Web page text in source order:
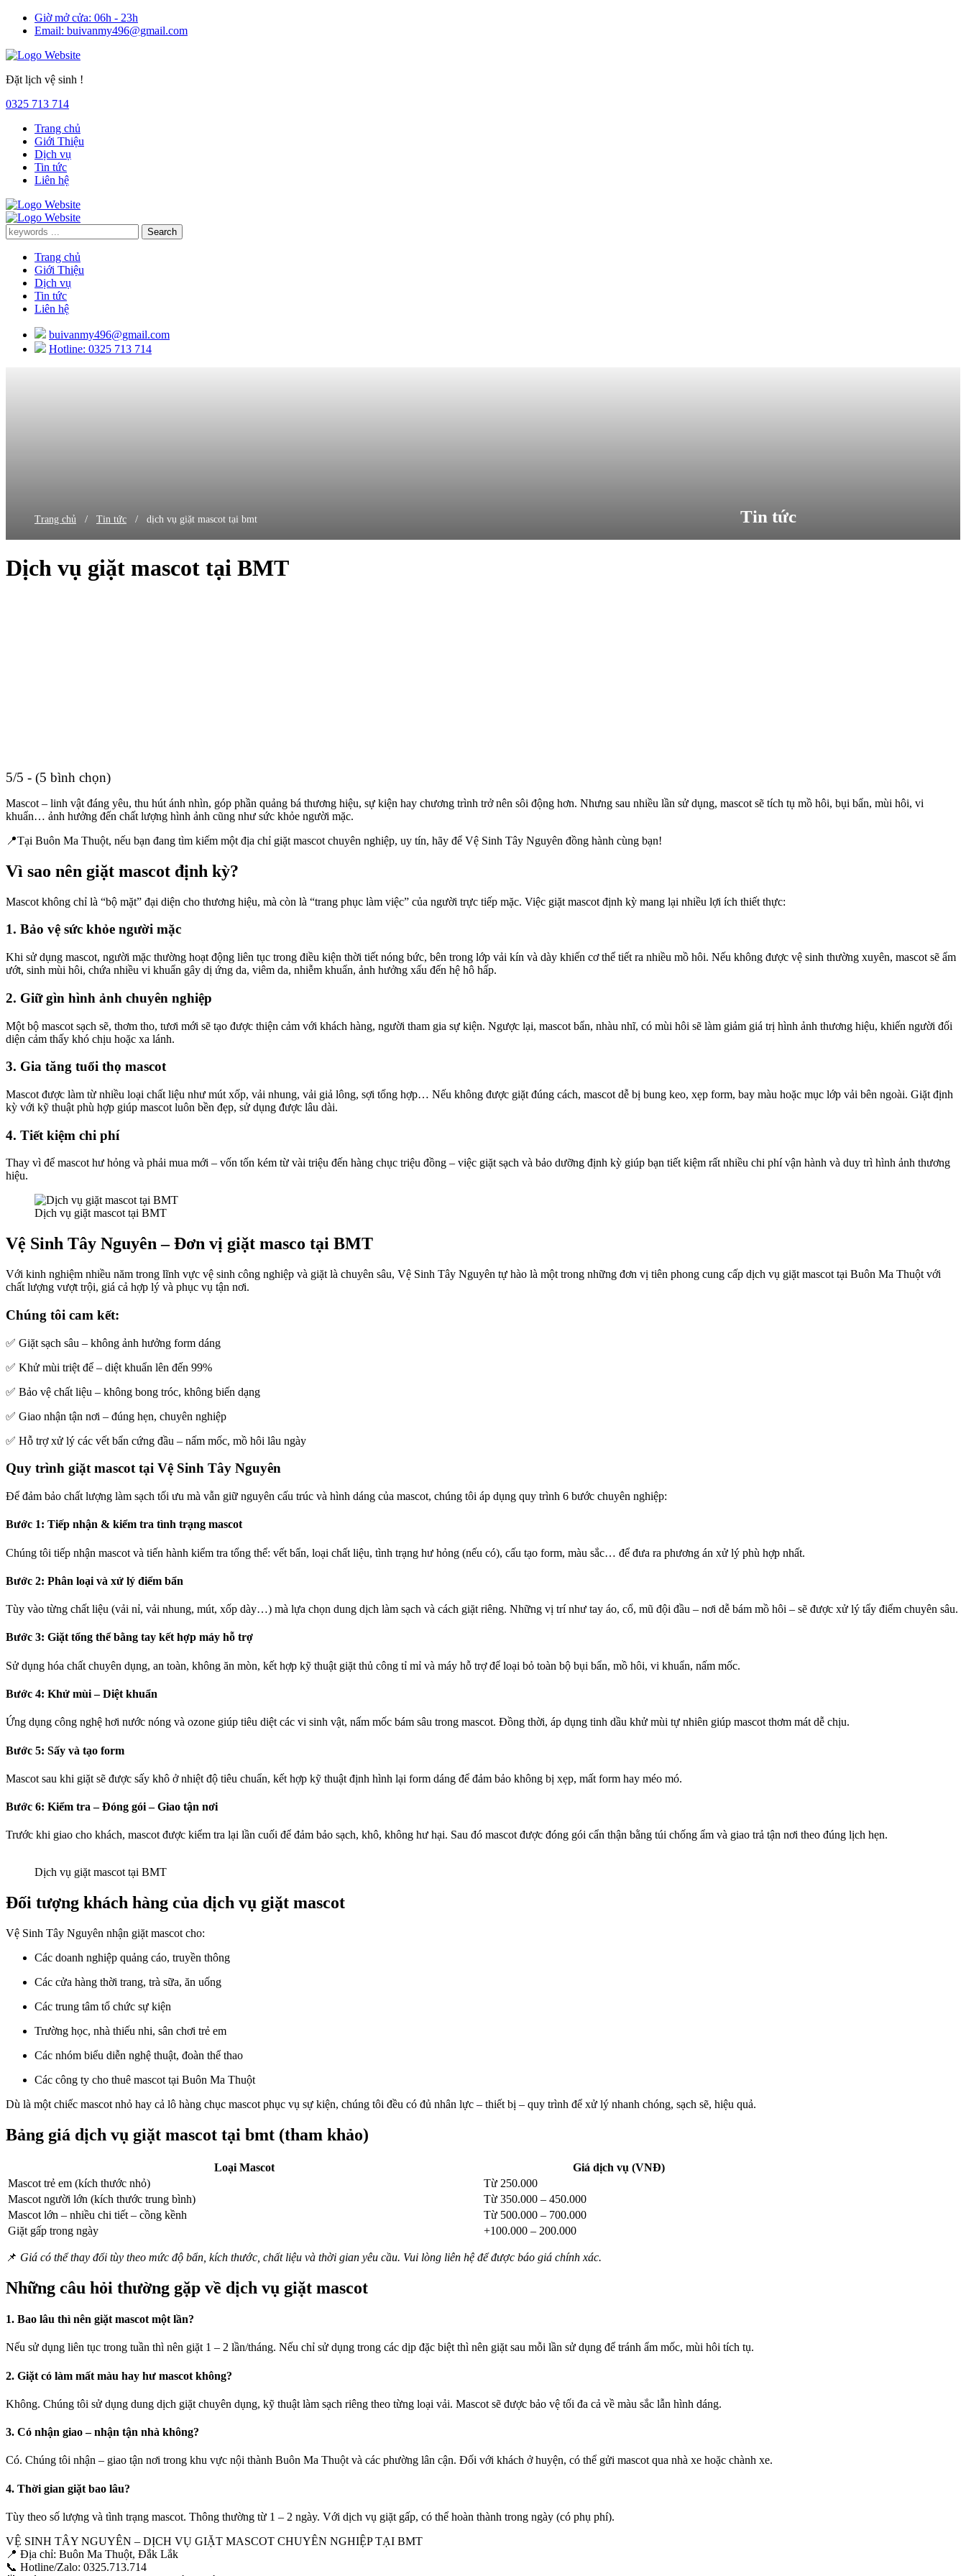
Giờ mở cửa: 06h - 23h
Email: buivanmy496@gmail.com
Đặt lịch vệ sinh !
0325 713 714
Trang chủ
Giới Thiệu
Dịch vụ
Tin tức
Liên hệ
Trang chủ
Giới Thiệu
Dịch vụ
Tin tức
Liên hệ
buivanmy496@gmail.com
Hotline: 0325 713 714
Trang chủ / Tin tức / dịch vụ giặt mascot tại bmt Tin tức
Dịch vụ giặt mascot tại BMT
5/5 - (5 bình chọn)
Mascot – linh vật đáng yêu, thu hút ánh nhìn, góp phần quảng bá thương hiệu, sự kiện hay chương trình trở nên sôi động hơn. Nhưng sau nhiều lần sử dụng, mascot sẽ tích tụ mồ hôi, bụi bẩn, mùi hôi, vi
khuẩn… ảnh hưởng đến chất lượng hình ảnh cũng như sức khỏe người mặc.
📍Tại Buôn Ma Thuột, nếu bạn đang tìm kiếm một địa chỉ giặt mascot chuyên nghiệp, uy tín, hãy để Vệ Sinh Tây Nguyên đồng hành cùng bạn!
Vì sao nên giặt mascot định kỳ?
Mascot không chỉ là “bộ mặt” đại diện cho thương hiệu, mà còn là “trang phục làm việc” của người trực tiếp mặc. Việc giặt mascot định kỳ mang lại nhiều lợi ích thiết thực:
1. Bảo vệ sức khỏe người mặc
Khi sử dụng mascot, người mặc thường hoạt động liên tục trong điều kiện thời tiết nóng bức, bên trong lớp vải kín và dày khiến cơ thể tiết ra nhiều mồ hôi. Nếu không được vệ sinh thường xuyên, mascot sẽ ẩm
ướt, sinh mùi hôi, chứa nhiều vi khuẩn gây dị ứng da, viêm da, nhiễm khuẩn, ảnh hưởng xấu đến hệ hô hấp.
2. Giữ gìn hình ảnh chuyên nghiệp
Một bộ mascot sạch sẽ, thơm tho, tươi mới sẽ tạo được thiện cảm với khách hàng, người tham gia sự kiện. Ngược lại, mascot bẩn, nhàu nhĩ, có mùi hôi sẽ làm giảm giá trị hình ảnh thương hiệu, khiến người đối
diện cảm thấy khó chịu hoặc xa lánh.
3. Gia tăng tuổi thọ mascot
Mascot được làm từ nhiều loại chất liệu như mút xốp, vải nhung, vải giả lông, sợi tổng hợp… Nếu không được giặt đúng cách, mascot dễ bị bung keo, xẹp form, bay màu hoặc mục lớp vải bên ngoài. Giặt định
kỳ với kỹ thuật phù hợp giúp mascot luôn bền đẹp, sử dụng được lâu dài.
4. Tiết kiệm chi phí
Thay vì để mascot hư hỏng và phải mua mới – vốn tốn kém từ vài triệu đến hàng chục triệu đồng – việc giặt sạch và bảo dưỡng định kỳ giúp bạn tiết kiệm rất nhiều chi phí vận hành và duy trì hình ảnh thương
hiệu.
Dịch vụ giặt mascot tại BMT
Vệ Sinh Tây Nguyên – Đơn vị giặt masco tại BMT
Với kinh nghiệm nhiều năm trong lĩnh vực vệ sinh công nghiệp và giặt là chuyên sâu, Vệ Sinh Tây Nguyên tự hào là một trong những đơn vị tiên phong cung cấp dịch vụ giặt mascot tại Buôn Ma Thuột với
chất lượng vượt trội, giá cả hợp lý và phục vụ tận nơi.
Chúng tôi cam kết:
✅ Giặt sạch sâu – không ảnh hưởng form dáng
✅ Khử mùi triệt để – diệt khuẩn lên đến 99%
✅ Bảo vệ chất liệu – không bong tróc, không biến dạng
✅ Giao nhận tận nơi – đúng hẹn, chuyên nghiệp
✅ Hỗ trợ xử lý các vết bẩn cứng đầu – nấm mốc, mồ hôi lâu ngày
Quy trình giặt mascot tại Vệ Sinh Tây Nguyên
Để đảm bảo chất lượng làm sạch tối ưu mà vẫn giữ nguyên cấu trúc và hình dáng của mascot, chúng tôi áp dụng quy trình 6 bước chuyên nghiệp:
Bước 1: Tiếp nhận & kiểm tra tình trạng mascot
Chúng tôi tiếp nhận mascot và tiến hành kiểm tra tổng thể: vết bẩn, loại chất liệu, tình trạng hư hỏng (nếu có), cấu tạo form, màu sắc… để đưa ra phương án xử lý phù hợp nhất.
Bước 2: Phân loại và xử lý điểm bẩn
Tùy vào từng chất liệu (vải nỉ, vải nhung, mút, xốp dày…) mà lựa chọn dung dịch làm sạch và cách giặt riêng. Những vị trí như tay áo, cổ, mũ đội đầu – nơi dễ bám mồ hôi – sẽ được xử lý tẩy điểm chuyên sâu.
Bước 3: Giặt tổng thể bằng tay kết hợp máy hỗ trợ
Sử dụng hóa chất chuyên dụng, an toàn, không ăn mòn, kết hợp kỹ thuật giặt thủ công tỉ mỉ và máy hỗ trợ để loại bỏ toàn bộ bụi bẩn, mồ hôi, vi khuẩn, nấm mốc.
Bước 4: Khử mùi – Diệt khuẩn
Ứng dụng công nghệ hơi nước nóng và ozone giúp tiêu diệt các vi sinh vật, nấm mốc bám sâu trong mascot. Đồng thời, áp dụng tinh dầu khử mùi tự nhiên giúp mascot thơm mát dễ chịu.
Bước 5: Sấy và tạo form
Mascot sau khi giặt sẽ được sấy khô ở nhiệt độ tiêu chuẩn, kết hợp kỹ thuật định hình lại form dáng để đảm bảo không bị xẹp, mất form hay méo mó.
Bước 6: Kiểm tra – Đóng gói – Giao tận nơi
Trước khi giao cho khách, mascot được kiểm tra lại lần cuối để đảm bảo sạch, khô, không hư hại. Sau đó mascot được đóng gói cẩn thận bằng túi chống ẩm và giao trả tận nơi theo đúng lịch hẹn.
Dịch vụ giặt mascot tại BMT
Đối tượng khách hàng của dịch vụ giặt mascot
Vệ Sinh Tây Nguyên nhận giặt mascot cho:
Các doanh nghiệp quảng cáo, truyền thông
Các cửa hàng thời trang, trà sữa, ăn uống
Các trung tâm tổ chức sự kiện
Trường học, nhà thiếu nhi, sân chơi trẻ em
Các nhóm biểu diễn nghệ thuật, đoàn thể thao
Các công ty cho thuê mascot tại Buôn Ma Thuột
Dù là một chiếc mascot nhỏ hay cả lô hàng chục mascot phục vụ sự kiện, chúng tôi đều có đủ nhân lực – thiết bị – quy trình để xử lý nhanh chóng, sạch sẽ, hiệu quả.
Bảng giá dịch vụ giặt mascot tại bmt (tham khảo)
Loại Mascot
Giá dịch vụ (VNĐ)
Mascot trẻ em (kích thước nhỏ)
Từ 250.000
Mascot người lớn (kích thước trung bình)
Từ 350.000 – 450.000
Mascot lớn – nhiều chi tiết – cồng kềnh
Từ 500.000 – 700.000
Giặt gấp trong ngày
+100.000 – 200.000
📌 Giá có thể thay đổi tùy theo mức độ bẩn, kích thước, chất liệu và thời gian yêu cầu. Vui lòng liên hệ để được báo giá chính xác.
Những câu hỏi thường gặp về dịch vụ giặt mascot
1. Bao lâu thì nên giặt mascot một lần?
Nếu sử dụng liên tục trong tuần thì nên giặt 1 – 2 lần/tháng. Nếu chỉ sử dụng trong các dịp đặc biệt thì nên giặt sau mỗi lần sử dụng để tránh ẩm mốc, mùi hôi tích tụ.
2. Giặt có làm mất màu hay hư mascot không?
Không. Chúng tôi sử dụng dung dịch giặt chuyên dụng, kỹ thuật làm sạch riêng theo từng loại vải. Mascot sẽ được bảo vệ tối đa cả về màu sắc lẫn hình dáng.
3. Có nhận giao – nhận tận nhà không?
Có. Chúng tôi nhận – giao tận nơi trong khu vực nội thành Buôn Ma Thuột và các phường lân cận. Đối với khách ở huyện, có thể gửi mascot qua nhà xe hoặc chành xe.
4. Thời gian giặt bao lâu?
Tùy theo số lượng và tình trạng mascot. Thông thường từ 1 – 2 ngày. Với dịch vụ giặt gấp, có thể hoàn thành trong ngày (có phụ phí).
VỆ SINH TÂY NGUYÊN – DỊCH VỤ GIẶT MASCOT CHUYÊN NGHIỆP TẠI BMT
📍 Địa chỉ: Buôn Ma Thuột, Đắk Lắk
📞 Hotline/Zalo: 0325.713.714